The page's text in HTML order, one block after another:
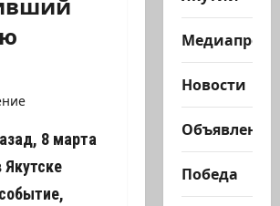
8 марта
Якутске
Новости
Объявления
Победа